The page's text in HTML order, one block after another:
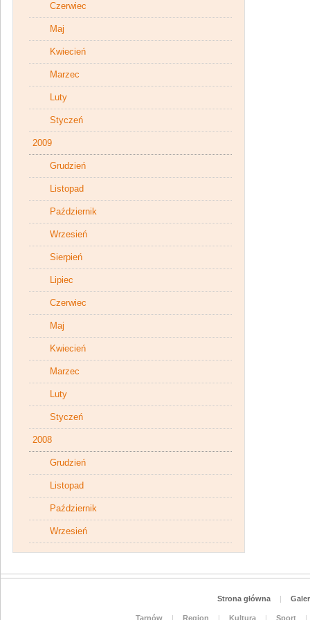
Czerwiec
Maj
Kwiecień
Marzec
Luty
Styczeń
2009
Grudzień
Listopad
Październik
Wrzesień
Sierpień
Lipiec
Czerwiec
Maj
Kwiecień
Marzec
Luty
Styczeń
2008
Grudzień
Listopad
Październik
Wrzesień
Strona główna |
Tarnów | Region | Kultura | Sport
|